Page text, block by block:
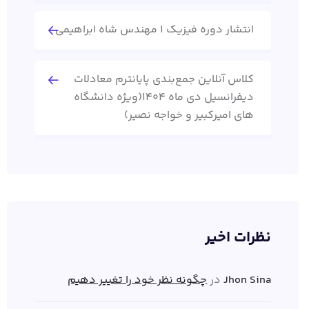
انتشار دوره فیزیک 1 مهندس شاه ابراهیمی
کلاس آنلاین جمع‌بندی پایانترم معادلات
دیفرانسیل دی ماه 1404(ویژه دانشگاه
های امیرکبیر و خواجه نصیر)
نظرات اخیر
Jhon Sinaدرچگونه نظر خود را تغییر دهیم